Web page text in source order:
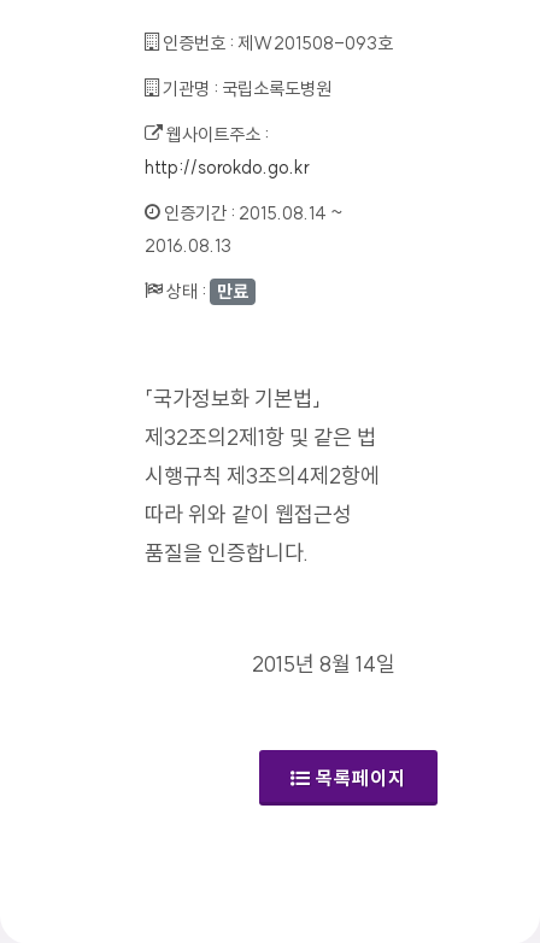
인증번호 : 제W201508-093호
기관명 : 국립소록도병원
웹사이트주소 :
http://sorokdo.go.kr
인증기간 : 2015.08.14 ~
2016.08.13
상태 : 만료
「국가정보화 기본법」
제32조의2제1항 및 같은 법
시행규칙 제3조의4제2항에
따라 위와 같이 웹접근성
품질을 인증합니다.
2015년 8월 14일
목록페이지